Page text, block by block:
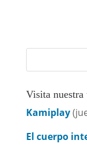
Visita nuestra
Kamiplay
El cuerpo